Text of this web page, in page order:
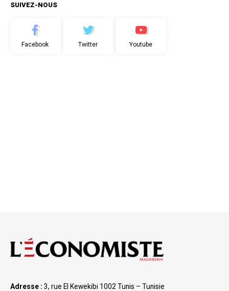
SUIVEZ-NOUS
Facebook Twitter Youtube
Adresse : 3, rue El Kewekibi 1002 Tunis – Tunisie